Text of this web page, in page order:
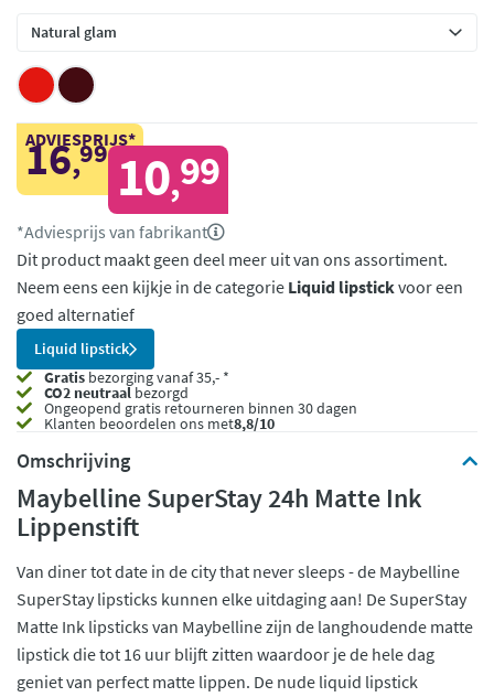
ADVIESPRIJS*
16,99 10,99
*Adviesprijs van fabrikant
Dit product maakt geen deel meer uit van ons assortiment.
Neem eens een kijkje in de categorie Liquid lipstickvoor een
goed alternatief
Liquid lipstick
Gratis bezorging vanaf 35,- *
CO2 neutraalbezorgd
Ongeopend gratis retourneren binnen 30 dagen
Klanten beoordelen ons met8,8/10
Omschrijving
Maybelline SuperStay 24h Matte Ink
Lippenstift
Van diner tot date in de city that never sleeps - de Maybelline
SuperStay lipsticks kunnen elke uitdaging aan! De SuperStay
Matte Ink lipsticks van Maybelline zijn de langhoudende matte
lipstick die tot 16 uur blijft zitten waardoor je de hele dag
geniet van perfect matte lippen. De nude liquid lipstick